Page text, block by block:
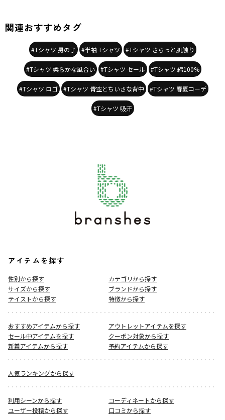
関連おすすめタグ
#Tシャツ 男の子 #半袖 Tシャツ #Tシャツ さらっと肌触り
#Tシャツ 柔らかな風合い #Tシャツ セール #Tシャツ 綿100%
#Tシャツ ロゴ #Tシャツ 青空とちいさな背中 #Tシャツ 春夏コーデ
#Tシャツ 吸汗
アイテムを探す
性別から探す
カテゴリから探す
サイズから探す
ブランドから探す
テイストから探す
特徴から探す
おすすめアイテムから探す
アウトレットアイテムを探す
セール中アイテムを探す
クーポン対象から探す
新着アイテムから探す
予約アイテムから探す
人気ランキングから探す
利用シーンから探す
コーディネートから探す
ユーザー投稿から探す
口コミから探す